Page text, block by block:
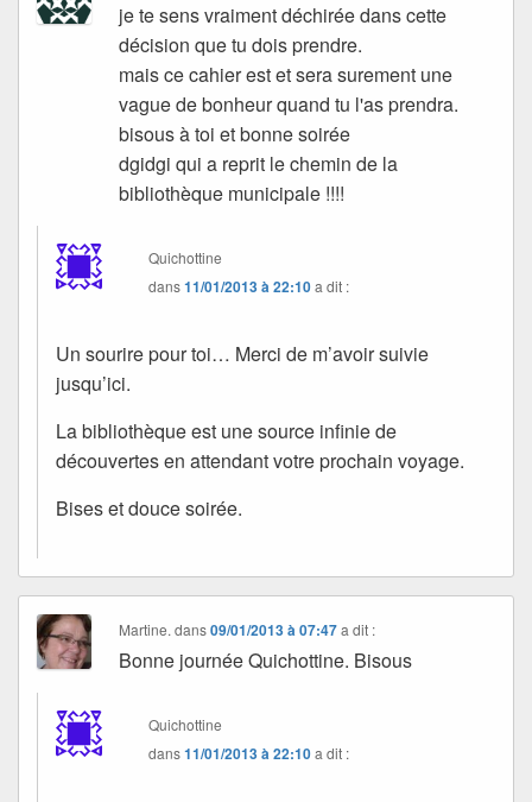
je te sens vraiment déchirée dans cette
décision que tu dois prendre.
mais ce cahier est et sera surement une
vague de bonheur quand tu l'as prendra.
bisous à toi et bonne soirée
dgidgi qui a reprit le chemin de la
bibliothèque municipale !!!!
Quichottine
dans11/01/2013 à 22:10a dit :
Un sourire pour toi… Merci de m’avoir suivie
jusqu’ici.
La bibliothèque est une source infinie de
découvertes en attendant votre prochain voyage.
Bises et douce soirée.
Martine. dans09/01/2013 à 07:47 a dit :
Bonne journée Quichottine. Bisous
Quichottine
dans11/01/2013 à 22:10a dit :